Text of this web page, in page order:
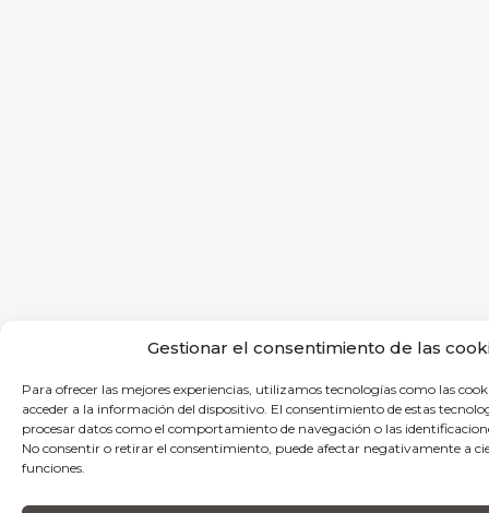
Gestionar el consentimiento de las
Para ofrecer las mejores experiencias, utilizamos tecnologías como las
acceder a la información del dispositivo. El consentimiento de estas
procesar datos como el comportamiento de navegación o las
No consentir o retirar el consentimiento, puede afectar negativamente a
funciones.